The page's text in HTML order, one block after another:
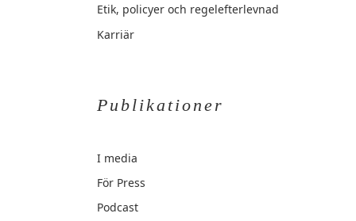
Etik, policyer och regelefterlevnad
Karriär
Publikationer
I media
För Press
Podcast